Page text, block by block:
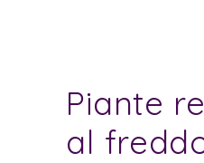
Piante
al